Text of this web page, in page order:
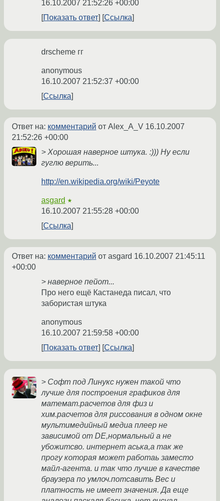
16.10.2007 21:52:26 +00:00
Показать ответ
Ссылка
drscheme гг
anonymous
16.10.2007 21:52:37 +00:00
Ссылка
Ответ на: комментарий от Alex_A_V 16.10.2007
21:52:26 +00:00
> Хорошая наверное штука. :))) Ну если
гуглю верить...
http://en.wikipedia.org/wiki/Peyote
asgard ★
16.10.2007 21:55:28 +00:00
Ссылка
Ответ на: комментарий от asgard 16.10.2007 21:45:11
+00:00
> наверное пейот...
Про него ещё Кастанеда писал, что
забористая штука
anonymous
16.10.2007 21:59:58 +00:00
Показать ответ
Ссылка
> Софт под Линукс нужен такой что
лучше для построения графиков для
математ.расчетов для физ и
хим.расчетов для риссования в одном окне
мультимедийный медиа плеер не
зависимой от DE,нормальный а не
убожитсво. интернет аська,а так же
прогу которая может работаь заместо
майл-агента. и так что лучше в качестве
браузера по умлоч.потсавить Вес и
платность не имеет значения. Да еще